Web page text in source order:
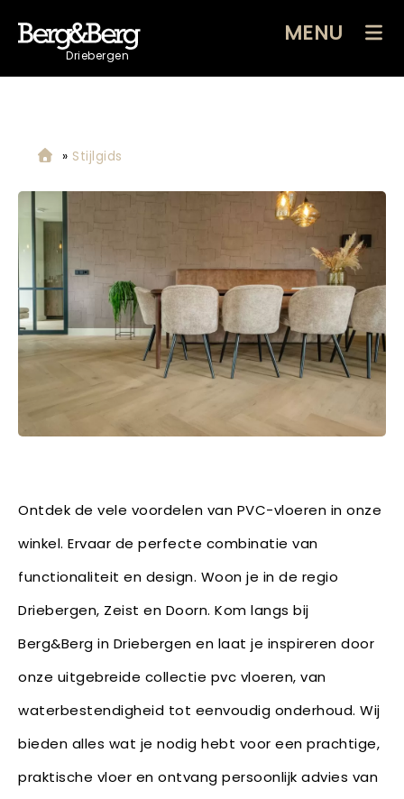
Driebergen
MENU
» Stijlgids
Ontdek de vele voordelen van PVC-vloeren in onze
winkel. Ervaar de perfecte combinatie van
functionaliteit en design. Woon je in de regio
Driebergen, Zeist en Doorn. Kom langs bij
Berg&Berg in Driebergen en laat je inspireren door
onze uitgebreide collectie pvc vloeren, van
waterbestendigheid tot eenvoudig onderhoud. Wij
bieden alles wat je nodig hebt voor een prachtige,
praktische vloer en ontvang persoonlijk advies van